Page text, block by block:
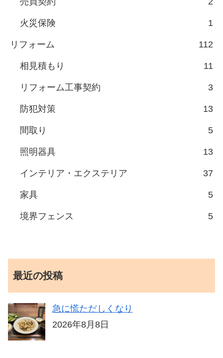
火災保険 1
リフォーム 112
相見積もり 11
リフォーム工事契約 3
防犯対策 13
間取り 5
照明器具 13
インテリア・エクステリア 37
家具 5
境界フェンス 5
最近の投稿
急に慌ただしくなり
2026年8月8日